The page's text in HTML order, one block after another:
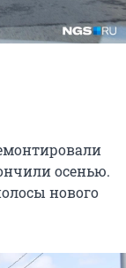
осенью.
нового